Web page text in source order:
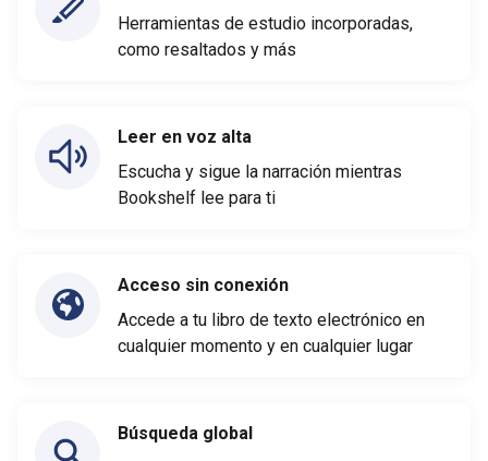
Herramientas de estudio incorporadas,
como resaltados y más
Leer en voz alta
Escucha y sigue la narración mientras
Bookshelf lee para ti
Acceso sin conexión
Accede a tu libro de texto electrónico en
cualquier momento y en cualquier lugar
Búsqueda global